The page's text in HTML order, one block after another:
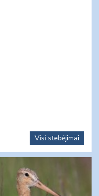
Visi stebėjimai